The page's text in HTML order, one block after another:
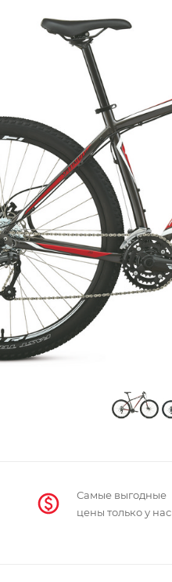
Самые выгодные
цены только у нас